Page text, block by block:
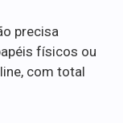
precisa
físicos ou
com total